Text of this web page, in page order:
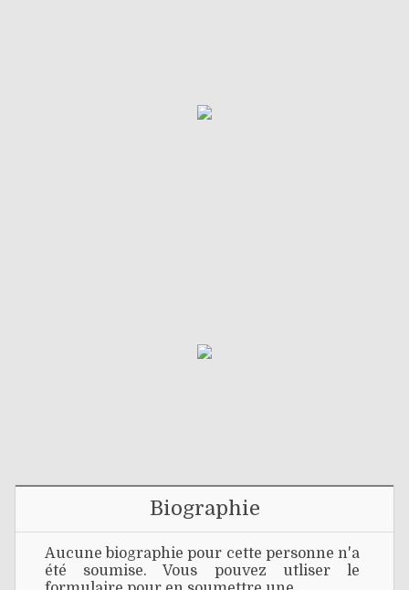
Biographie
Aucune biographie pour cette personne n'a
été soumise. Vous pouvez utliser le